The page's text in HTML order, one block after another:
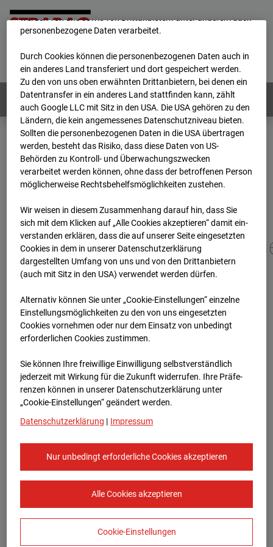
Deutsch / English
Webcams: Alle Länder
Home
Deutschland
BC-113 - BV-New Commissary, Panzerkaserne Böblingen
Archiv
2026 07 08 10:45
BC-113 - BV-New
Commissary,
Böblingen
Herdweg , 71032 Böblingen
Zur Übersicht
Europe/Berlin
werden von uns sowie von Drittanbietern unter anderem auch
personenbezogene Daten verarbeitet.
Durch Cookies können die personenbezogenen Daten auch in
ein anderes Land transferiert und dort gespeichert werden.
Zu den von uns oben erwähnten Drittanbietern, bei denen ein
Datentransfer in ein anderes Land stattfinden kann, zählt
auch Google LLC mit Sitz in den USA. Die USA gehören zu den
Ländern, die kein angemessenes Datenschutzniveau bieten.
Sollten die personenbezogenen Daten in die USA übertragen
werden, besteht das Risiko, dass diese Daten von US-
Behörden zu Kontroll- und Überwachungszwecken
verarbeitet werden können, ohne dass der betroffenen Person
möglicherweise Rechtsbehelfsmöglichkeiten zustehen.
Wir weisen in diesem Zusammenhang darauf hin, dass Sie
sich mit dem Klicken auf „Alle Cookies akzeptieren“ damit ein­
ver­standen erklären, dass die auf unserer Seite eingesetzten
Cookies in dem in unserer Datenschutzerklärung
dargestellten Umfang von uns und von den Drittanbietern
(auch mit Sitz in den USA) verwendet werden dürfen.
Alternativ können Sie unter „Cookie-Einstellungen“ einzelne
Einstellungsmöglichkeiten zu den von uns eingesetzten
Cookies vornehmen oder nur dem Einsatz von unbedingt
erforderlichen Cookies zustimmen.
Sie können Ihre freiwillige Einwilligung selbstverständlich
jederzeit mit Wirkung für die Zukunft widerrufen. Ihre Prä­fe­
renzen können in unserer Datenschutzerklärung unter
„Cookie-Einstellungen“ geändert werden.
Datenschutzerklärung | Impressum
Nur unbedingt erforderliche Cookies akzeptieren
Alle Cookies akzeptieren
Cookie-Einstellungen